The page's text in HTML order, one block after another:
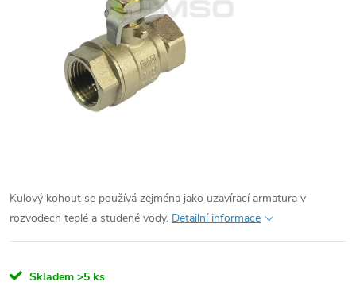
Kulový kohout se používá zejména jako uzavírací armatura v
rozvodech teplé a studené vody. Detailní informace
Skladem >5 ks